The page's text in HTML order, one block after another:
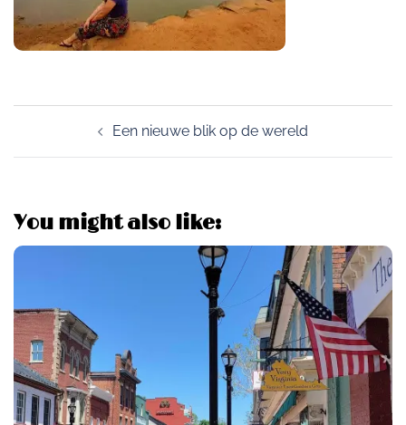
navigation
Een nieuwe blik op de wereld
You might also like: